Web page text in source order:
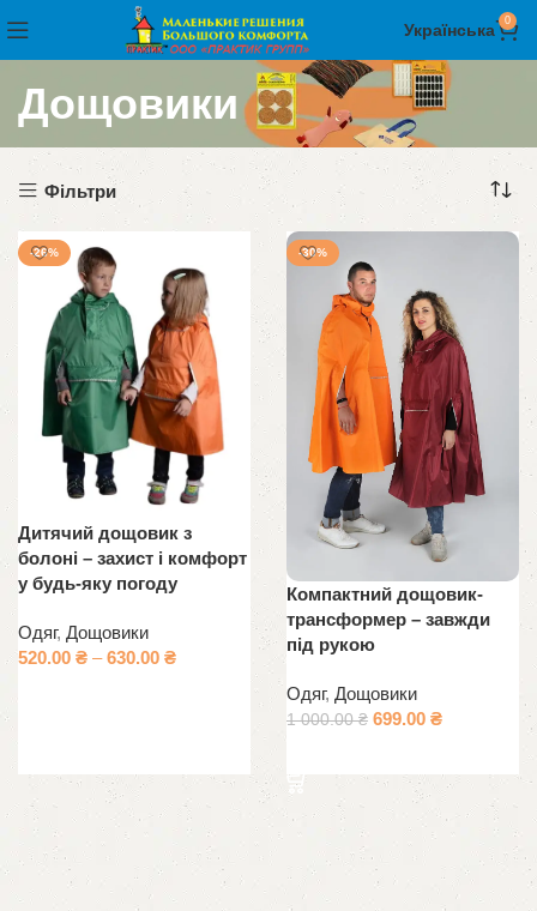
Українська 0
Дощовики
Фільтри
-26%
Дитячий дощовик з
болоні – захист і комфорт
у будь-яку погоду
Одяг, Дощовики
520.00 ₴ –630.00 ₴
-30%
Компактний дощовик-
трансформер – завжди
під рукою
Одяг, Дощовики
1 000.00₴ 699.00 ₴